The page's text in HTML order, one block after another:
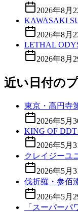
2026年8月
KAWASAKI
2026年8月
LETHAL
2026年8月
近い日付の
東京・高円寺
2026年5月
KING OF
2026年5月
クレイジーユ
2026年5月
伐折羅・参佰
2026年5月
「スーパーパ